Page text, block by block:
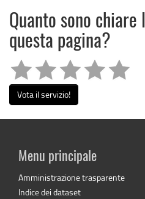
Quanto sono
questa pagina?
Vota il servizio!
Menu principale
Amministrazione trasparente
Indice dei dataset